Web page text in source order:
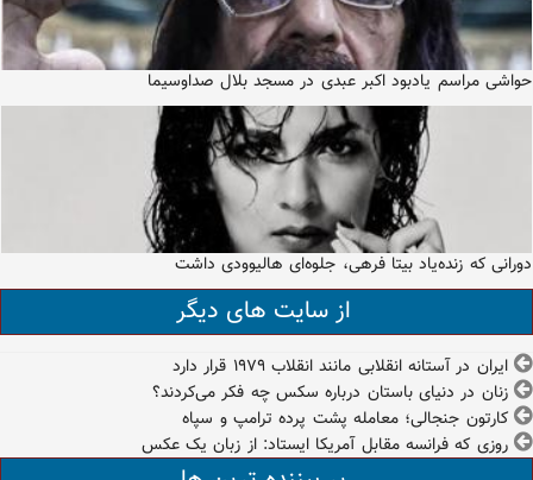
حواشی مراسم یادبود اکبر عبدی در مسجد بلال صداوسیما
دورانی که زنده‌یاد بیتا فرهی، جلوه‌ای هالیوودی داشت
از سایت های دیگر
ایران در آستانه انقلابی مانند انقلاب ۱۹۷۹ قرار دارد
زنان در دنیای باستان درباره سکس چه فکر می‌کردند؟
کارتون جنجالی؛ معامله پشت پرده ترامپ و سپاه
روزی که فرانسه مقابل آمریکا ایستاد: از زبان یک عکس